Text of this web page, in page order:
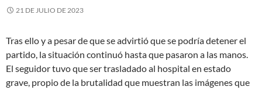
21 DE JULIO DE 2023
Tras ello y a pesar de que se advirtió que se podría detener el
partido, la situación continuó hasta que pasaron a las manos.
El seguidor tuvo que ser trasladado al hospital en estado
grave, propio de la brutalidad que muestran las imágenes que